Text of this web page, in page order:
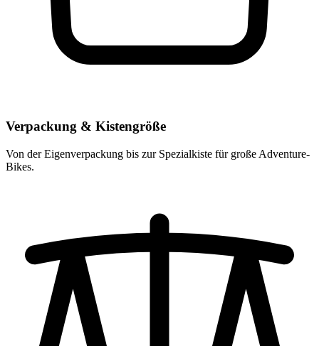
Verpackung & Kistengröße
Von der Eigenverpackung bis zur Spezialkiste für große Adventure-
Bikes.